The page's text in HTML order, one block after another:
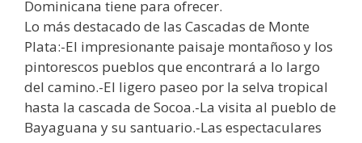
Dominicana tiene para ofrecer.
Lo más destacado de las Cascadas de Monte
Plata:-El impresionante paisaje montañoso y los
pintorescos pueblos que encontrará a lo largo
del camino.-El ligero paseo por la selva tropical
hasta la cascada de Socoa.-La visita al pueblo de
Bayaguana y su santuario.-Las espectaculares